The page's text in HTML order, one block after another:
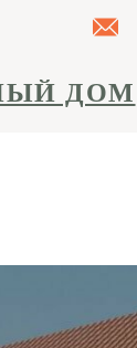
ДОМ